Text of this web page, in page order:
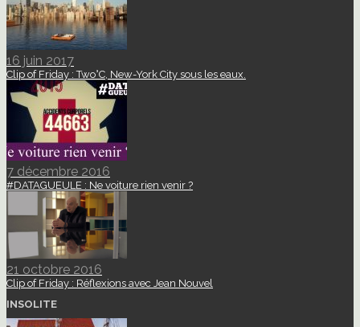
16 juin 2017
Clip of Friday : Two°C, New-York City sous les eaux.
7 décembre 2016
#DATAGUEULE : Ne voiture rien venir ?
21 octobre 2016
Clip of Friday : Réflexions avec Jean Nouvel
INSOLITE